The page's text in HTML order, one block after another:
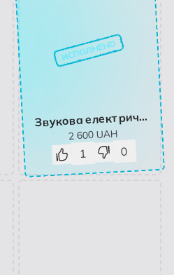
ИСПОЛНЕНО
Звукова електрична зубна щітка HX6803/04 Звукова електрична зубна щітка
2 600 UAH
1 0